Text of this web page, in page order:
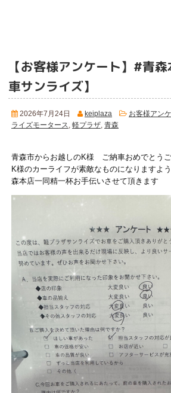
【お客様アンケート】#青
車サンライズ】
2026年7月24日 keiplaza お客様アン
ライズモータース
軽プラザ 青森
青森市からお越しのK様 ご納車おめでとうご
K様のカーライフが素敵なものになりますよ
森本店一同精一杯お手伝いさせて頂きます